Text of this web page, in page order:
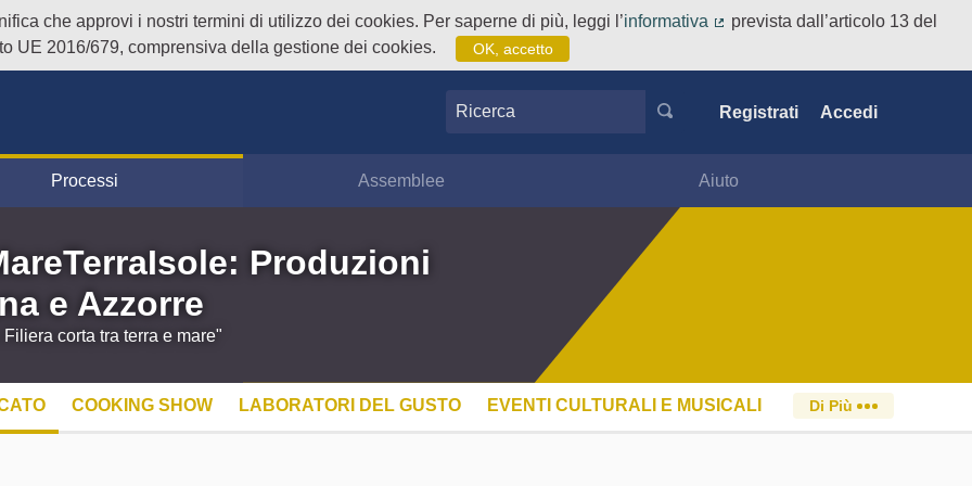
che approvi i nostri termini di utilizzo dei cookies. Per saperne di più, leggi l’informativa
prevista dall’articolo 13 del
UE 2016/679, comprensiva della gestione dei cookies.
OK, accetto
Ricerca Registrati Accedi
Processi Assemblee Aiuto
Produzioni
e Azzorre
corta tra terra e mare"
COOKING SHOW LABORATORI DEL GUSTO EVENTI CULTURALI E MUSICALI Di Più